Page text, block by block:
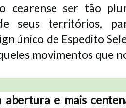
cearense ser tão
seus territórios,
único de Espedito
movimentos que
abertura e mais